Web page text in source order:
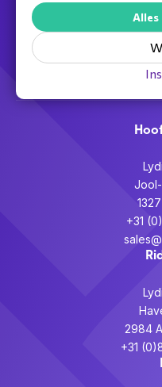
audiovisuele en
Jool-
+31
2984
+31
Alles